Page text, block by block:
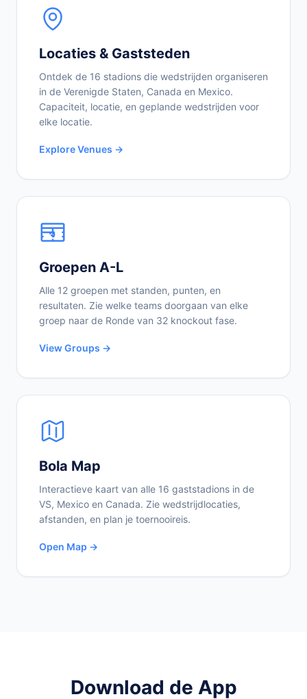
Locaties & Gaststeden
Ontdek de 16 stadions die wedstrijden organiseren
in de Verenigde Staten, Canada en Mexico.
Capaciteit, locatie, en geplande wedstrijden voor
elke locatie.
Explore Venues →
Groepen A-L
Alle 12 groepen met standen, punten, en
resultaten. Zie welke teams doorgaan van elke
groep naar de Ronde van 32 knockout fase.
View Groups →
Bola Map
Interactieve kaart van alle 16 gaststadions in de
VS, Mexico en Canada. Zie wedstrijdlocaties,
afstanden, en plan je toernooireis.
Open Map →
Download de App